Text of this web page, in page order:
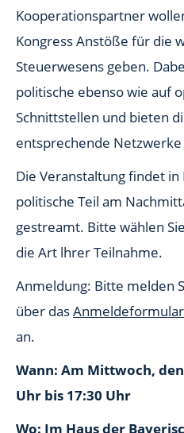
Kooperationspartner
Kongress Anstöße für die
Steuerwesens geben.
politische ebenso wie auf
Schnittstellen und bieten
entsprechende Netzwerke
Die Veranstaltung findet
politische Teil am
gestreamt. Bitte wählen
die Art lhrer Teilnahme.
Anmeldung: Bitte melden
über dasAnmeldeformular
an.
Wann: Am Mittwoch,
Uhr bis 17:30 Uhr
Wo: Im Haus der